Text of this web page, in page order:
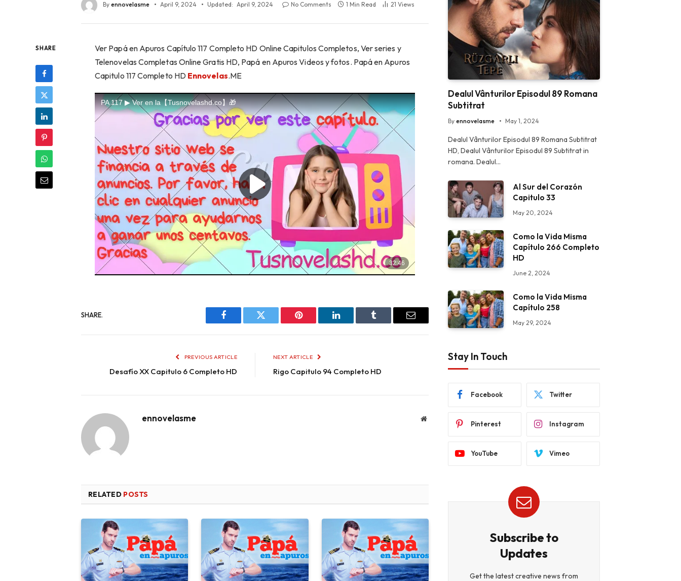
By ennovelasme April 9, 2024 Updated: April 9, 2024 No Comments 1 Min Read 21 Views
SHARE
Ver Papá en Apuros Capítulo 117 Completo HD Online Capitulos Completos, Ver series y
Telenovelas Completas Online Gratis HD, Papá en Apuros Videos y fotos. Papá en Apuros
Capitulo 117 Completo HD Ennovelas.ME
SHARE.
Facebook Twitter Pinterest LinkedIn Tumblr Email
PREVIOUS ARTICLE
Desafío XX Capitulo 6 Completo HD
NEXT ARTICLE
Rigo Capitulo 94 Completo HD
ennovelasme Website
RELATED POSTS
Dealul Vânturilor Episodul 89 Romana
Subtitrat
By ennovelasme May 1, 2024
Dealul Vânturilor Episodul 89 Romana Subtitrat
HD, Dealul Vânturilor Episodul 89 Subtitrat in
romana. Dealul…
Al Sur del Corazón
Capitulo 33
May 20, 2024
Como la Vida Misma
Capítulo 266 Completo
HD
June 2, 2024
Como la Vida Misma
Capítulo 258
May 29, 2024
Stay In Touch
Facebook Twitter
Pinterest Instagram
YouTube Vimeo
Subscribe to
Updates
Get the latest creative news from